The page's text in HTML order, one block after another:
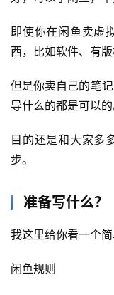
即使你在闲鱼卖虚
西，比如软件、有
但是你卖自己的笔
导什么的都是可以的
目的还是和大家多
步。
准备写什么？
我这里给你看一个
闲鱼规则